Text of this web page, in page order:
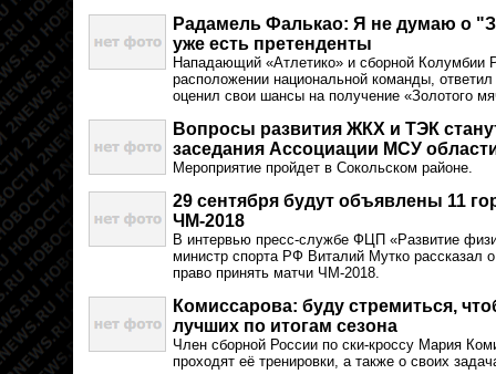
Радамель Фалькао: Я не думаю о
уже есть претенденты
Нападающий «Атлетико» и сборной Колумбии
расположении национальной команды,
оценил свои шансы на получение «Золотого
Вопросы развития ЖКХ и ТЭК
заседания Ассоциации МСУ
Мероприятие пройдет в Сокольском районе.
29 сентября будут объявлены 11
ЧМ-2018
В интервью пресс-службе ФЦП «Развитие
министр спорта РФ Виталий Мутко рассказал
право принять матчи ЧМ-2018.
Комиссарова: буду стремиться,
лучших по итогам сезона
Член сборной России по ски-кроссу Мария
проходят её тренировки, а также о своих